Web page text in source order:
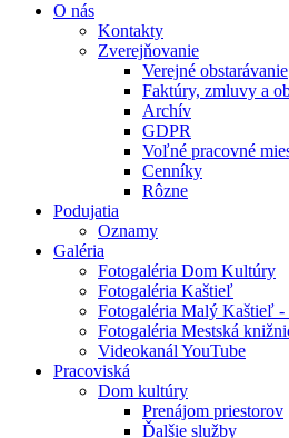
O nás
Kontakty
Zverejňovanie
Verejné obstarávanie
Faktúry, zmluvy a
Archív
GDPR
Voľné pracovné
Cenníky
Rôzne
Podujatia
Oznamy
Galéria
Fotogaléria Dom Kultúry
Fotogaléria Kaštieľ
Fotogaléria Malý Kaštieľ
Fotogaléria Mestská
Videokanál YouTube
Pracoviská
Dom kultúry
Prenájom priestorov
Ďalšie služby